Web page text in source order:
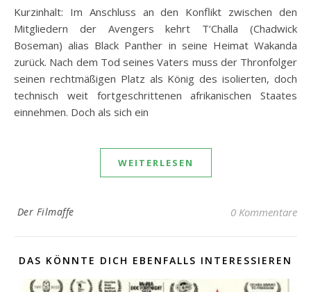
Kurzinhalt: Im Anschluss an den Konflikt zwischen den
Mitgliedern der Avengers kehrt T’Challa (Chadwick
Boseman) alias Black Panther in seine Heimat Wakanda
zurück. Nach dem Tod seines Vaters muss der Thronfolger
seinen rechtmäßigen Platz als König des isolierten, doch
technisch weit fortgeschrittenen afrikanischen Staates
einnehmen. Doch als sich ein
WEITERLESEN
Der Filmaffe 0 Kommentare
DAS KÖNNTE DICH EBENFALLS INTERESSIEREN